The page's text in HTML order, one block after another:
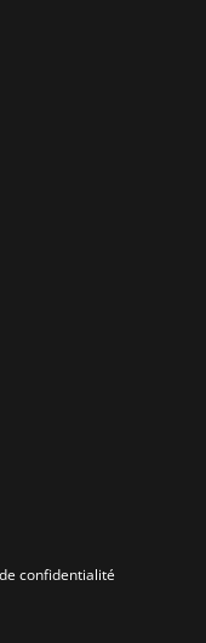
confidentialité